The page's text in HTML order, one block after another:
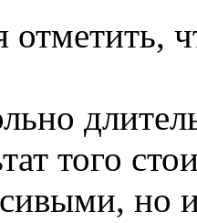
отметить,
того
но